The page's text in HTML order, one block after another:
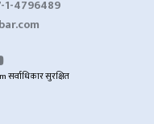
1-4796489
सुरक्षित